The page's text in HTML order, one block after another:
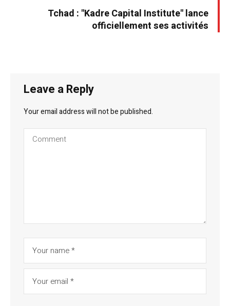
Tchad : "Kadre Capital Institute" lance
officiellement ses activités
Leave a Reply
Your email address will not be published.